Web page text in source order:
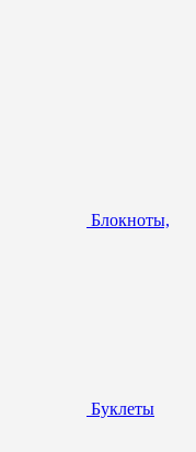
Блокноты,
Буклеты